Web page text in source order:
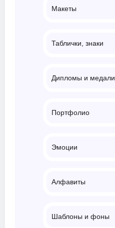
Макеты
Таблички, знаки
Дипломы и медали
Портфолио
Эмоции
Алфавиты
Шаблоны и фоны